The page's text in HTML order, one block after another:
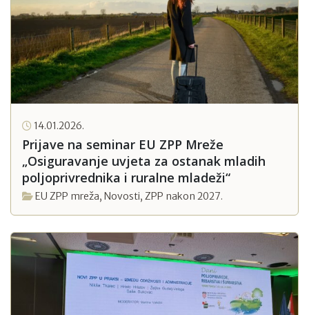
14.01.2026.
Prijave na seminar EU ZPP Mreže
„Osiguravanje uvjeta za ostanak mladih
poljoprivrednika i ruralne mladeži“
EU ZPP mreža, Novosti, ZPP nakon 2027.